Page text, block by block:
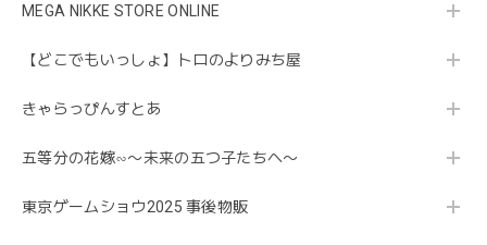
MEGA NIKKE STORE ONLINE
【どこでもいっしょ】トロのよりみち屋
きゃらっぴんすとあ
五等分の花嫁∽〜未来の五つ子たちへ〜
東京ゲームショウ2025 事後物販